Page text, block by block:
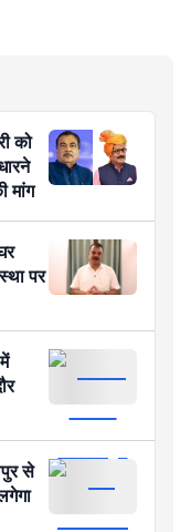
को
मांग
पर